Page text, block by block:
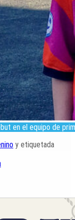
en el equipo de
y etiquetada